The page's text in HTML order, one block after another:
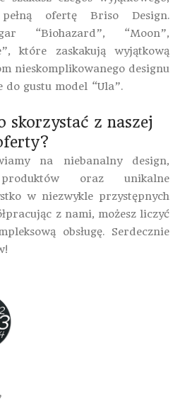
ofertę Briso Design.
“Biohazard”, “Moon”,
które zaskakują wyjątkową
nieskomplikowanego designu
gustu model “Ula”.
skorzystać z naszej
na niebanalny design,
oraz unikalne
w niezwykle przystępnych
z nami, możesz liczyć
obsługę. Serdecznie